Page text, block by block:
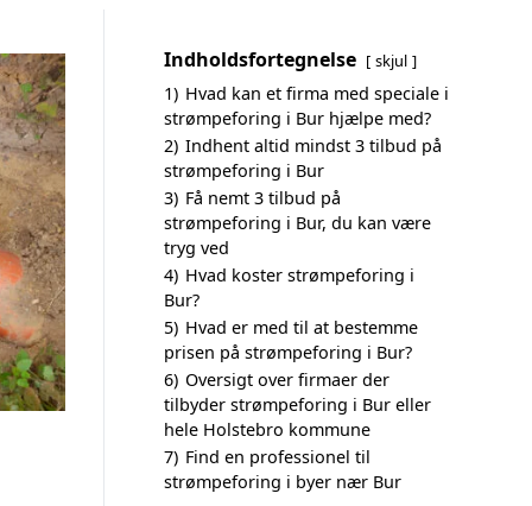
Indholdsfortegnelse skjul
1) Hvad kan et firma med speciale i
strømpeforing i Bur hjælpe med?
2) Indhent altid mindst 3 tilbud på
strømpeforing i Bur
3) Få nemt 3 tilbud på
strømpeforing i Bur, du kan være
tryg ved
4) Hvad koster strømpeforing i
Bur?
5) Hvad er med til at bestemme
prisen på strømpeforing i Bur?
6) Oversigt over firmaer der
tilbyder strømpeforing i Bur eller
hele Holstebro kommune
7) Find en professionel til
strømpeforing i byer nær Bur